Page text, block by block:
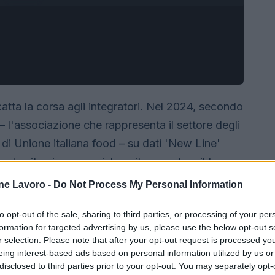
Lavoro - Do Not Process My Personal Information
opt-out of the sale, sharing to third parties, or processing of your
for targeted advertising by us, please use the below opt-out
selection. Please note that after your opt-out request is processed
interest-based ads based on personal information utilized by us
to third parties prior to your opt-out. You may separately
la corsa agli integratori. Nel 2024, secondo
l'associazione che rappresenta il settore degli
Unione italiana food – su dati 'New Line'
le vitamine conquistano il secondo e il terzo
in Italia, subito dopo i probiotici. In
di sali minerali nel 2024 hanno registrato un
a 14,9 milioni di confezioni vendute
toccato quota 202,9 milioni di euro in
vendute, stabile rispetto all'anno
aiutare l'organismo ad affrontare meglio le